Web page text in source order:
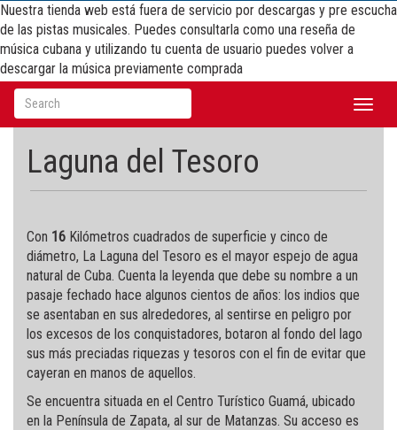
Nuestra tienda web está fuera de servicio por descargas y pre escucha
de las pistas musicales. Puedes consultarla como una reseña de
música cubana y utilizando tu cuenta de usuario puedes volver a
descargar la música previamente comprada
Laguna del Tesoro
Con 16 Kilómetros cuadrados de superficie y cinco de
diámetro, La Laguna del Tesoro es el mayor espejo de agua
natural de Cuba. Cuenta la leyenda que debe su nombre a un
pasaje fechado hace algunos cientos de años: los indios que
se asentaban en sus alrededores, al sentirse en peligro por
los excesos de los conquistadores, botaron al fondo del lago
sus más preciadas riquezas y tesoros con el fin de evitar que
cayeran en manos de aquellos.
Se encuentra situada en el Centro Turístico Guamá, ubicado
en la Península de Zapata, al sur de Matanzas. Su acceso es